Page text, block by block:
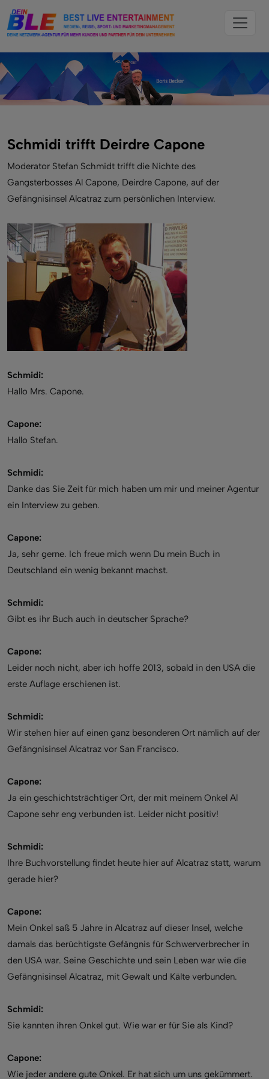
Schmidi trifft Deirdre Capone
Moderator Stefan Schmidt trifft die Nichte des
Gangsterbosses Al Capone, Deirdre Capone, auf der
Gefängnisinsel Alcatraz zum persönlichen Interview.
Schmidi:
Hallo Mrs. Capone.
Capone:
Hallo Stefan.
Schmidi:
Danke das Sie Zeit für mich haben um mir und meiner Agentur
ein Interview zu geben.
Capone:
Ja, sehr gerne. Ich freue mich wenn Du mein Buch in
Deutschland ein wenig bekannt machst.
Schmidi:
Gibt es ihr Buch auch in deutscher Sprache?
Capone:
Leider noch nicht, aber ich hoffe 2013, sobald in den USA die
erste Auflage erschienen ist.
Schmidi:
Wir stehen hier auf einen ganz besonderen Ort nämlich auf der
Gefängnisinsel Alcatraz vor San Francisco.
Capone:
Ja ein geschichtsträchtiger Ort, der mit meinem Onkel Al
Capone sehr eng verbunden ist. Leider nicht positiv!
Schmidi:
Ihre Buchvorstellung findet heute hier auf Alcatraz statt, warum
gerade hier?
Capone:
Mein Onkel saß 5 Jahre in Alcatraz auf dieser Insel, welche
damals das berüchtigste Gefängnis für Schwerverbrecher in
den USA war. Seine Geschichte und sein Leben war wie die
Gefängnisinsel Alcatraz, mit Gewalt und Kälte verbunden.
Schmidi:
Sie kannten ihren Onkel gut. Wie war er für Sie als Kind?
Capone:
Wie jeder andere gute Onkel. Er hat sich um uns gekümmert.